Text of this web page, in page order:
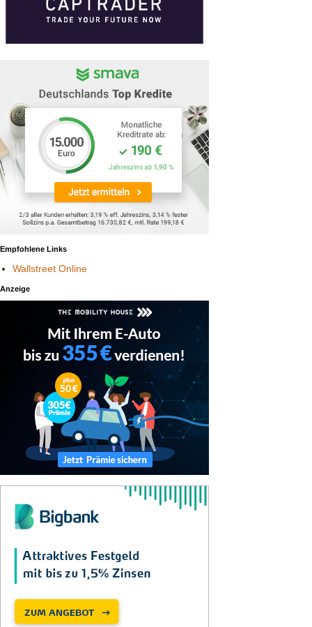
Empfohlene Links
Wallstreet Online
Anzeige